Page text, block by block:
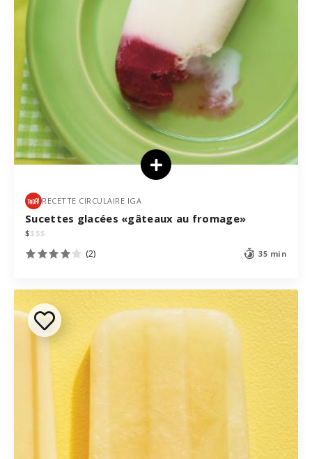
RECETTE CIRCULAIRE IGA
Sucettes glacées «gâteaux au fromage»
$$ $$
(2) 35 min